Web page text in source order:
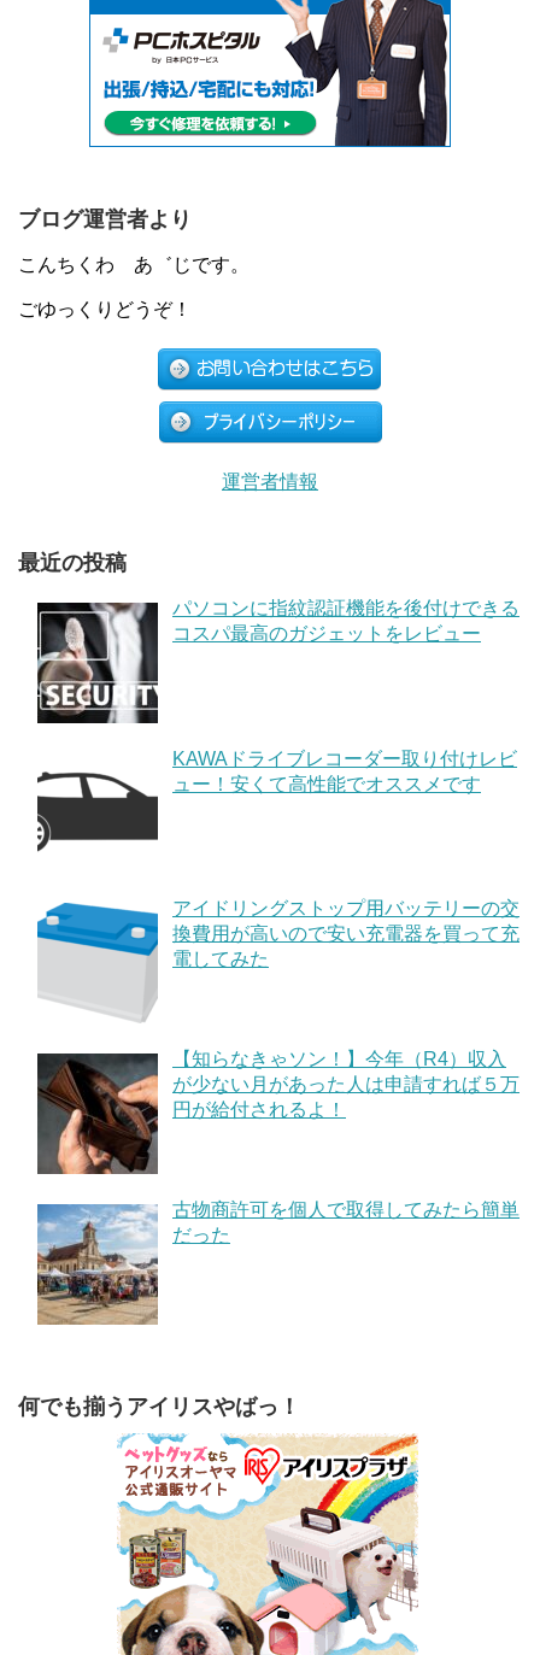
ブログ運営者より
こんちくわ あ゛じです。
ごゆっくりどうぞ！
運営者情報
最近の投稿
パソコンに指紋認証機能を後付けできる
コスパ最高のガジェットをレビュー
KAWAドライブレコーダー取り付けレビ
ュー！安くて高性能でオススメです
アイドリングストップ用バッテリーの交
換費用が高いので安い充電器を買って充
電してみた
【知らなきゃソン！】今年（R4）収入
が少ない月があった人は申請すれば５万
円が給付されるよ！
古物商許可を個人で取得してみたら簡単
だった
何でも揃うアイリスやばっ！